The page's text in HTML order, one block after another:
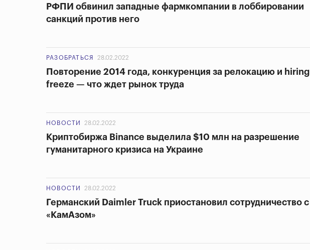
РФПИ обвинил западные фармкомпании в лоббировании
санкций против него
РАЗОБРАТЬСЯ 28.02.2022
Повторение 2014 года, конкуренция за релокацию и hiring
freeze — что ждет рынок труда
НОВОСТИ 28.02.2022
Криптобиржа Binance выделила $10 млн на разрешение
гуманитарного кризиса на Украине
НОВОСТИ 28.02.2022
Германский Daimler Truck приостановил сотрудничество с
«КамАзом»